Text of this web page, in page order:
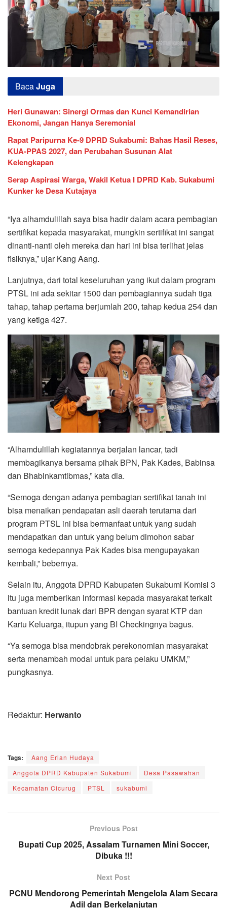
BacaJuga
Heri Gunawan: Sinergi Ormas dan Kunci Kemandirian
Ekonomi, Jangan Hanya Seremonial
Rapat Paripurna Ke-9 DPRD Sukabumi: Bahas Hasil Reses,
KUA-PPAS 2027, dan Perubahan Susunan Alat
Kelengkapan
Serap Aspirasi Warga, Wakil Ketua I DPRD Kab. Sukabumi
Kunker ke Desa Kutajaya
“Iya alhamdulillah saya bisa hadir dalam acara pembagian
sertifikat kepada masyarakat, mungkin sertifikat ini sangat
dinanti-nanti oleh mereka dan hari ini bisa terlihat jelas
fisiknya,” ujar Kang Aang.
Lanjutnya, dari total keseluruhan yang ikut dalam program
PTSL ini ada sekitar 1500 dan pembagiannya sudah tiga
tahap, tahap pertama berjumlah 200, tahap kedua 254 dan
yang ketiga 427.
“Alhamdulillah kegiatannya berjalan lancar, tadi
membagikanya bersama pihak BPN, Pak Kades, Babinsa
dan Bhabinkamtibmas,” kata dia.
“Semoga dengan adanya pembagian sertifikat tanah ini
bisa menaikan pendapatan asli daerah terutama dari
program PTSL ini bisa bermanfaat untuk yang sudah
mendapatkan dan untuk yang belum dimohon sabar
semoga kedepannya Pak Kades bisa mengupayakan
kembali,” bebernya.
Selain itu, Anggota DPRD Kabupaten Sukabumi Komisi 3
itu juga memberikan informasi kepada masyarakat terkait
bantuan kredit lunak dari BPR dengan syarat KTP dan
Kartu Keluarga, itupun yang BI Checkingnya bagus.
“Ya semoga bisa mendobrak perekonomian masyarakat
serta menambah modal untuk para pelaku UMKM,”
pungkasnya.
Redaktur: Herwanto
Tags:
Aang Erlan Hudaya
Anggota DPRD Kabupaten Sukabumi
Desa Pasawahan
Kecamatan Cicurug
PTSL sukabumi
Previous Post
Bupati Cup 2025, Assalam Turnamen Mini Soccer,
Dibuka !!!
Next Post
PCNU Mendorong Pemerintah Mengelola Alam Secara
Adil dan Berkelanjutan